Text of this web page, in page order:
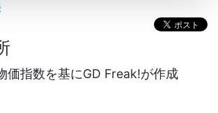
価指数を基にGD Freak!が作成